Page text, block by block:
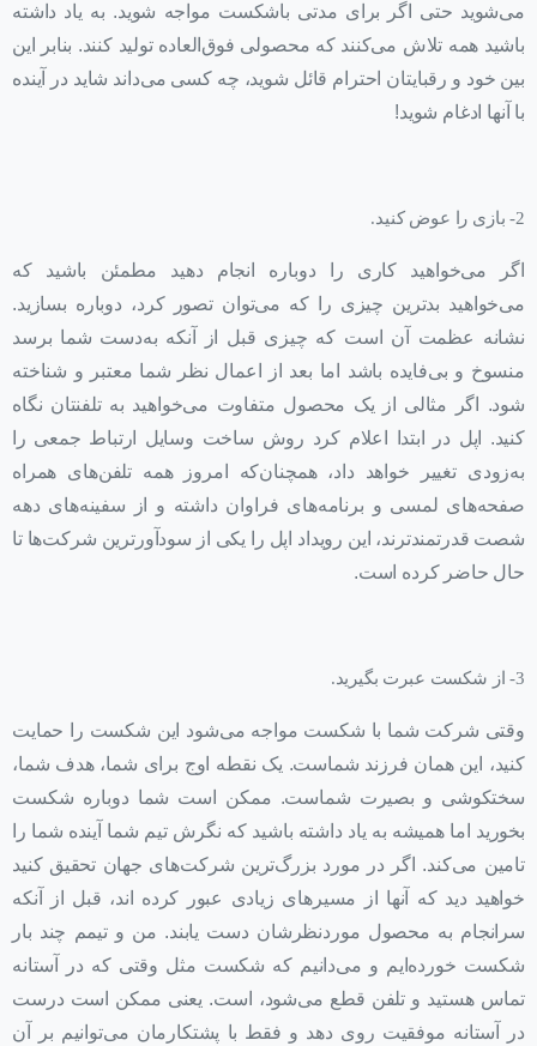
می‌شوید حتی اگر برای مدتی باشکست مواجه شوید. به یاد داشته
باشید همه تلاش می‌کنند که محصولی فوق‌العاده تولید کنند. بنابر این
بین خود و رقبایتان احترام قائل شوید، چه کسی می‌داند شاید در آینده
با آنها ادغام شوید!
2- بازی را عوض کنید.
اگر می‌خواهید کاری را دوباره انجام دهید مطمئن باشید که
می‌خواهید بدترین چیزی را که می‌توان تصور کرد، دوباره بسازید.
نشانه عظمت آن است که چیزی قبل از آنکه به‌دست شما برسد
منسوخ و بی‌فایده باشد اما بعد از اعمال نظر شما معتبر و شناخته
شود. اگر مثالی از یک محصول متفاوت می‌خواهید به تلفنتان نگاه
کنید. اپل در ابتدا اعلام کرد روش ساخت وسایل ارتباط جمعی را
به‌زودی تغییر خواهد داد، همچنان‌که امروز همه تلفن‌های همراه
صفحه‌های لمسی و برنامه‌های فراوان داشته و از سفینه‌های دهه
شصت قدرتمندترند، این رویداد اپل را یکی از سودآورترین شرکت‌ها تا
حال حاضر کرده است.
3- از شکست عبرت بگیرید.
وقتی شرکت شما با شکست مواجه می‌شود این شکست را حمایت
کنید، این همان فرزند شماست. یک نقطه اوج برای شما، هدف شما،
سختکوشی و بصیرت شماست. ممکن است شما دوباره شکست
بخورید اما همیشه به یاد داشته باشید که نگرش تیم شما آینده شما را
تامین می‌کند. اگر در مورد بزرگ‌ترین شرکت‌های جهان تحقیق کنید
خواهید دید که آنها از مسیرهای زیادی عبور کرده اند، قبل از آنکه
سرانجام به محصول موردنظرشان دست یابند. من و تیمم چند بار
شکست خورده‌ایم و می‌دانیم که شکست مثل وقتی که در آستانه
تماس هستید و تلفن قطع می‌شود، است. یعنی ممکن است درست
در آستانه موفقیت روی دهد و فقط با پشتکارمان می‌توانیم بر آن